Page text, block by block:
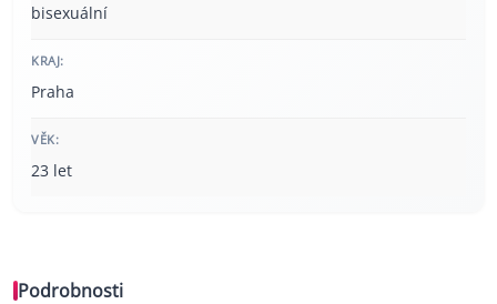
bisexuální
KRAJ:
Praha
VĚK:
23 let
Podrobnosti